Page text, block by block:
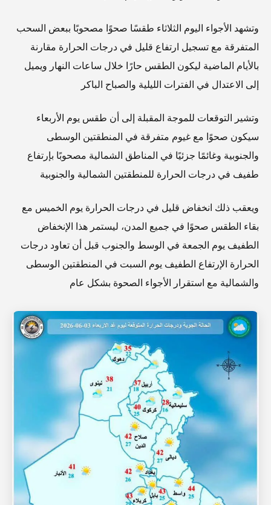
وتشهد الأجواء اليوم الثلاثاء طقسًا صحوًا مصحوبًا ببعض السحب
المتفرقة مع تسجيل ارتفاع قليل في درجات الحرارة مقارنة
بالأيام الماضية ليكون الطقس حارًا خلال ساعات النهار ويميل
إلى الاعتدال في الفترات الليلية والصباح الباكر
وتشير التوقعات للموجة المقبلة إلى أن طقس يوم الأربعاء
سيكون صحوًا مع غيوم متفرقة في المنطقتين الوسطى
والجنوبية وغائمًا جزئيًا في المناطق الشمالية مصحوبًا بإرتفاع
طفيف في درجات الحرارة للمنطقتين الشمالية والجنوبية
ويعقب ذلك انخفاض قليل في درجات الحرارة يوم الخميس مع
بقاء الطقس صحوًا في جميع المدن، ليستمر هذا الإنخفاض
الطفيف يوم الجمعة في الوسط والجنوب قبل أن تعاود درجات
الحرارة الإرتفاع الطفيف يوم السبت في المنطقتين الوسطى
والشمالية مع استقرار الأجواء الصحوة بشكل عام